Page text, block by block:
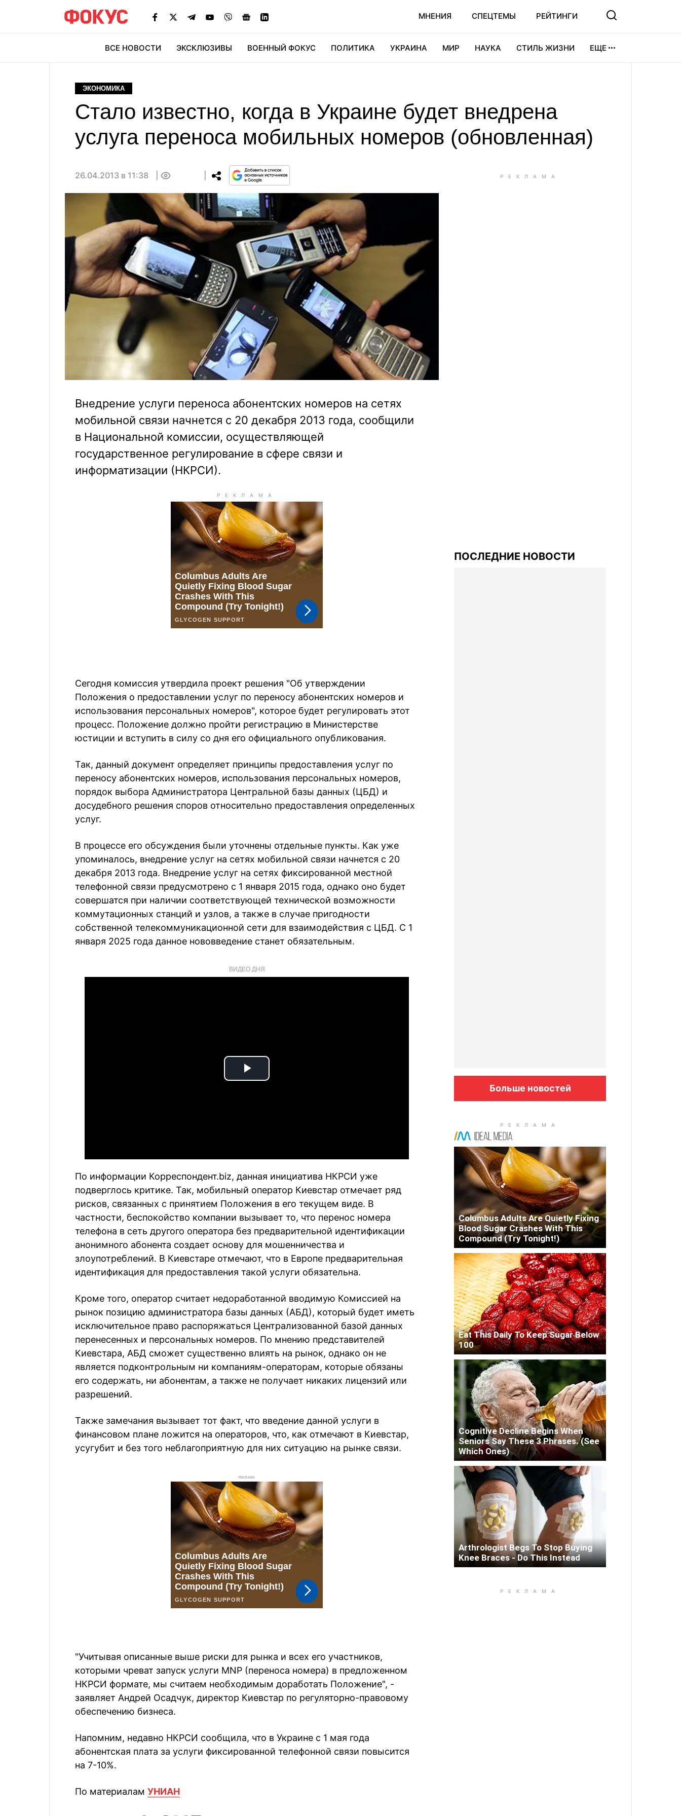
МНЕНИЯ СПЕЦТЕМЫ РЕЙТИНГИ
ВСЕ НОВОСТИ ЭКСКЛЮЗИВЫ ВОЕННЫЙ ФОКУС ПОЛИТИКА УКРАИНА МИР НАУКА СТИЛЬ ЖИЗНИ ЕЩЕ
ЭКОНОМИКА
Стало известно, когда в Украине будет внедрена
услуга переноса мобильных номеров (обновленная)
26.04.2013 в 11:38
Внедрение услуги переноса абонентских номеров на сетях
мобильной связи начнется с 20 декабря 2013 года, сообщили
в Национальной комиссии, осуществляющей
государственное регулирование в сфере связи и
информатизации (НКРСИ).
Сегодня комиссия утвердила проект решения "Об утверждении
Положения о предоставлении услуг по переносу абонентских номеров и
использования персональных номеров", которое будет регулировать этот
процесс. Положение должно пройти регистрацию в Министерстве
юстиции и вступить в силу со дня его официального опубликования.
Так, данный документ определяет принципы предоставления услуг по
переносу абонентских номеров, использования персональных номеров,
порядок выбора Администратора Центральной базы данных (ЦБД) и
досудебного решения споров относительно предоставления определенных
услуг.
В процессе его обсуждения были уточнены отдельные пункты. Как уже
упоминалось, внедрение услуг на сетях мобильной связи начнется с 20
декабря 2013 года. Внедрение услуг на сетях фиксированной местной
телефонной связи предусмотрено с 1 января 2015 года, однако оно будет
совершатся при наличии соответствующей технической возможности
коммутационных станций и узлов, а также в случае пригодности
собственной телекоммуникационной сети для взаимодействия с ЦБД. С 1
января 2025 года данное нововведение станет обязательным.
ВИДЕО ДНЯ
Play
По информации Корреспондент.biz, данная инициатива НКРСИ уже
подверглось критике. Так, мобильный оператор Киевстар отмечает ряд
рисков, связанных с принятием Положения в его текущем виде. В
частности, беспокойство компании вызывает то, что перенос номера
телефона в сеть другого оператора без предварительной идентификации
анонимного абонента создает основу для мошенничества и
злоупотреблений. В Киевстаре отмечают, что в Европе предварительная
идентификация для предоставления такой услуги обязательна.
Кроме того, оператор считает недоработанной вводимую Комиссией на
рынок позицию администратора базы данных (АБД), который будет иметь
исключительное право распоряжаться Централизованной базой данных
перенесенных и персональных номеров. По мнению представителей
Киевстара, АБД сможет существенно влиять на рынок, однако он не
является подконтрольным ни компаниям-операторам, которые обязаны
его содержать, ни абонентам, а также не получает никаких лицензий или
разрешений.
Также замечания вызывает тот факт, что введение данной услуги в
финансовом плане ложится на операторов, что, как отмечают в Киевстар,
усугубит и без того неблагоприятную для них ситуацию на рынке связи.
РЕКЛАМА
"Учитывая описанные выше риски для рынка и всех его участников,
которыми чреват запуск услуги MNP (переноса номера) в предложенном
НКРСИ формате, мы считаем необходимым доработать Положение", -
заявляет Андрей Осадчук, директор Киевстар по регуляторно-правовому
обеспечению бизнеса.
Напомним, недавно НКРСИ сообщила, что в Украине с 1 мая года
абонентская плата за услуги фиксированной телефонной связи повысится
на 7-10%.
По материалам УНИАН
ПОСЛЕДНИЕ НОВОСТИ
Больше новостей